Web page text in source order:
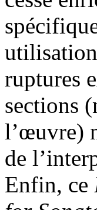
utilisation
ruptures
sections
l’œuvre)
de
Enfin, ce